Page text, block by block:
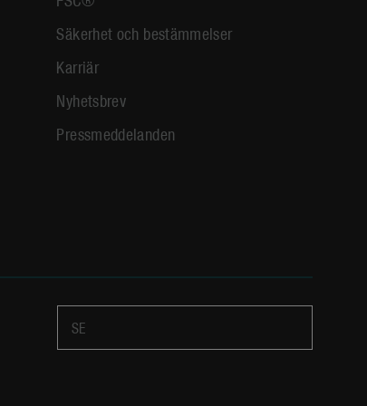
Säkerhet och bestämmelser
Karriär
Nyhetsbrev
Pressmeddelanden
SE